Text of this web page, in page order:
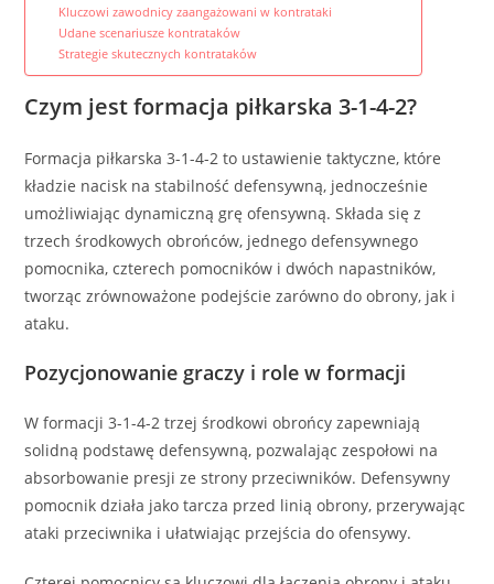
Kluczowi zawodnicy zaangażowani w kontrataki
Udane scenariusze kontrataków
Strategie skutecznych kontrataków
Czym jest formacja piłkarska 3-1-4-2?
Formacja piłkarska 3-1-4-2 to ustawienie taktyczne, które
kładzie nacisk na stabilność defensywną, jednocześnie
umożliwiając dynamiczną grę ofensywną. Składa się z
trzech środkowych obrońców, jednego defensywnego
pomocnika, czterech pomocników i dwóch napastników,
tworząc zrównoważone podejście zarówno do obrony, jak i
ataku.
Pozycjonowanie graczy i role w formacji
W formacji 3-1-4-2 trzej środkowi obrońcy zapewniają
solidną podstawę defensywną, pozwalając zespołowi na
absorbowanie presji ze strony przeciwników. Defensywny
pomocnik działa jako tarcza przed linią obrony, przerywając
ataki przeciwnika i ułatwiając przejścia do ofensywy.